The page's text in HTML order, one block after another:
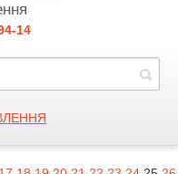
14